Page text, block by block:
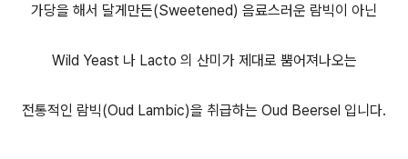
가당을 해서 달게만든(Sweetened) 음료스러운 람빅이 아닌
Wild Yeast 나 Lacto 의 산미가 제대로 뿜어져나오는
전통적인 람빅(Oud Lambic)을 취급하는 Oud Beersel 입니다.